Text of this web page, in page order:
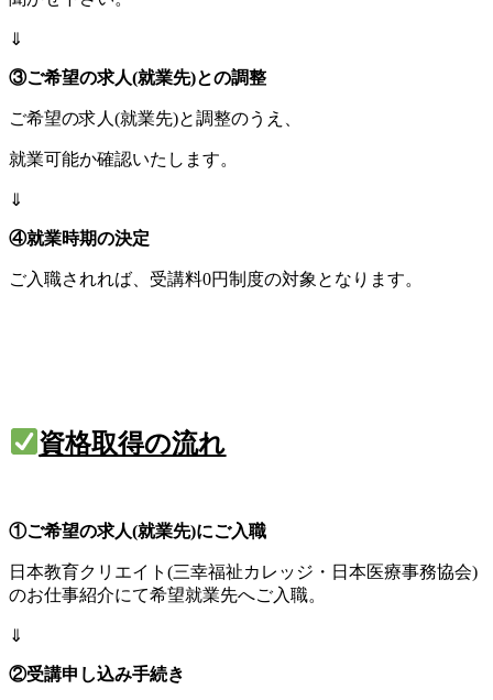
⇓
③ご希望の求人(就業先)との調整
ご希望の求人(就業先)と調整のうえ、
就業可能か確認いたします。
⇓
④就業時期の決定
ご入職されれば、受講料0円制度の対象となります。
資格取得の流れ
①ご希望の求人(就業先)にご入職
日本教育クリエイト(三幸福祉カレッジ・日本医療事務協会)
のお仕事紹介にて希望就業先へご入職。
⇓
②受講申し込み手続き